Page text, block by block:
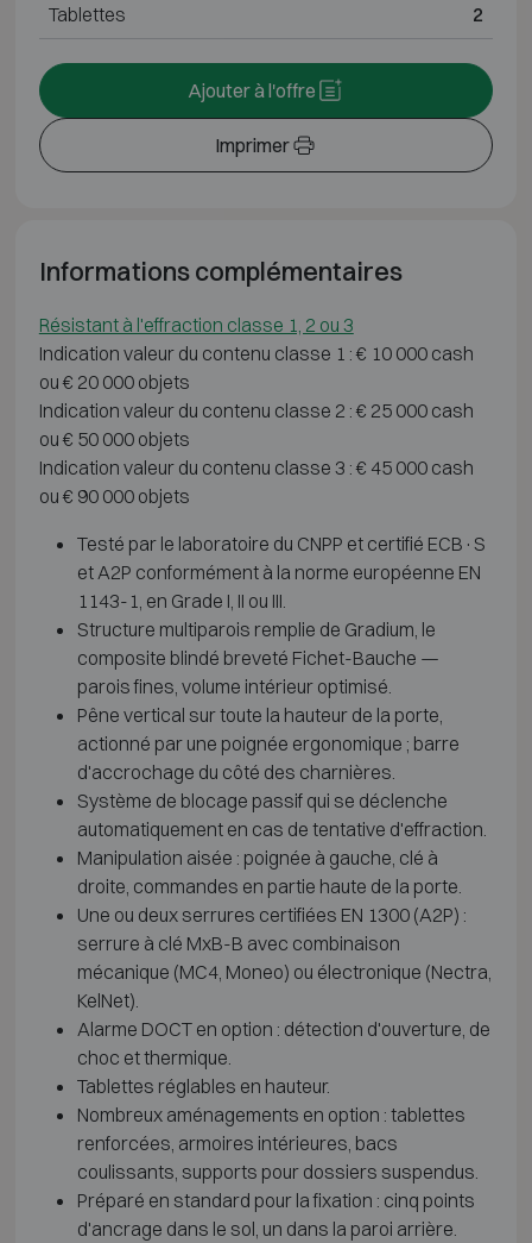
Tablettes 2
Imprimer
Ajouter à l'offre
Informations complémentaires
Résistant à l'effraction classe 1, 2 ou 3
Indication valeur du contenu classe 1 : € 10 000 cash
ou € 20 000 objets
Indication valeur du contenu classe 2 : € 25 000 cash
ou € 50 000 objets
Indication valeur du contenu classe 3 : € 45 000 cash
ou € 90 000 objets
Testé par le laboratoire du CNPP et certifié ECB·S
et A2P conformément à la norme européenne EN
1143-1, en Grade I, II ou III.
Structure multiparois remplie de Gradium, le
composite blindé breveté Fichet-Bauche —
parois fines, volume intérieur optimisé.
Pêne vertical sur toute la hauteur de la porte,
actionné par une poignée ergonomique ; barre
d'accrochage du côté des charnières.
Système de blocage passif qui se déclenche
automatiquement en cas de tentative d'effraction.
Manipulation aisée : poignée à gauche, clé à
droite, commandes en partie haute de la porte.
Une ou deux serrures certifiées EN 1300 (A2P) :
serrure à clé MxB-B avec combinaison
mécanique (MC4, Moneo) ou électronique (Nectra,
KelNet).
Alarme DOCT en option : détection d'ouverture, de
choc et thermique.
Tablettes réglables en hauteur.
Nombreux aménagements en option : tablettes
renforcées, armoires intérieures, bacs
coulissants, supports pour dossiers suspendus.
Préparé en standard pour la fixation : cinq points
d'ancrage dans le sol, un dans la paroi arrière.